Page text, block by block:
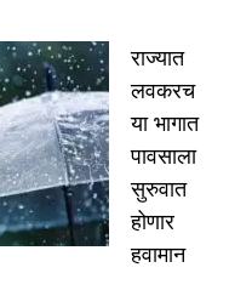
राज्यात
लवकरच
या भागात
पावसाला
सुरुवात
होणार
हवामान